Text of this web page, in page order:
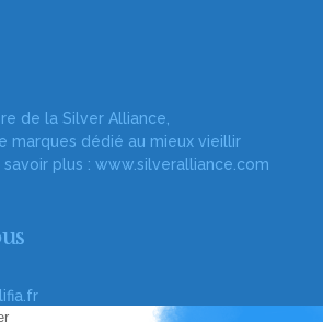
de la Silver Alliance,
marques dédié au mieux vieillir
plus : www.silveralliance.com